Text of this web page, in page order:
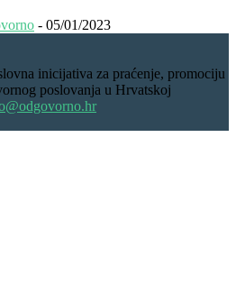
- 05/01/2023
inicijativa za praćenje, promociju
poslovanja u Hrvatskoj